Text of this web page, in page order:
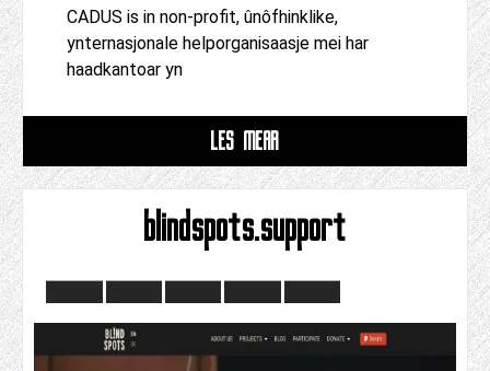
CADUS is in non-profit, ûnôfhinklike,
ynternasjonale helporganisaasje mei har
haadkantoar yn
LÊS MEAR
blindspots.support